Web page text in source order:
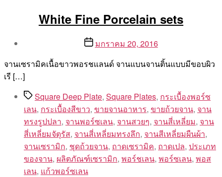
White Fine Porcelain sets
Aea
Postมกราคม 20, 2016
จานเซรามิคเนื้อขาวพอรชแลนด์ จานแบนจานติ้นแบบมีขอบผิว
เรี […]
TagsSquare Deep Plate, Square Plates, กระเบื้องพอร์ซ
เลน, กระเบื้องสีขาว, ขายจานอาหาร, ขายถ้วยจาน, จาน
ทรงรูปปลา, จานพอร์ซเลน, จานสวยๆ, จานสี่เหลี่ยม, จาน
สี่เหลี่ยมจัตุรัส, จานสี่เหลี่ยมทรงลึก, จานสีเหลี่ยมผืนผ้า,
จานเซรามิก, ชุดถ้วยจาน, ถาดเซรามิค, ถาดเปล, ประเภท
ของจาน, ผลิตภัณฑ์เซรามิก, พอร์ชเลน, พอร์ซเลน, พอส
เลน, แก้วพอร์ซเลน